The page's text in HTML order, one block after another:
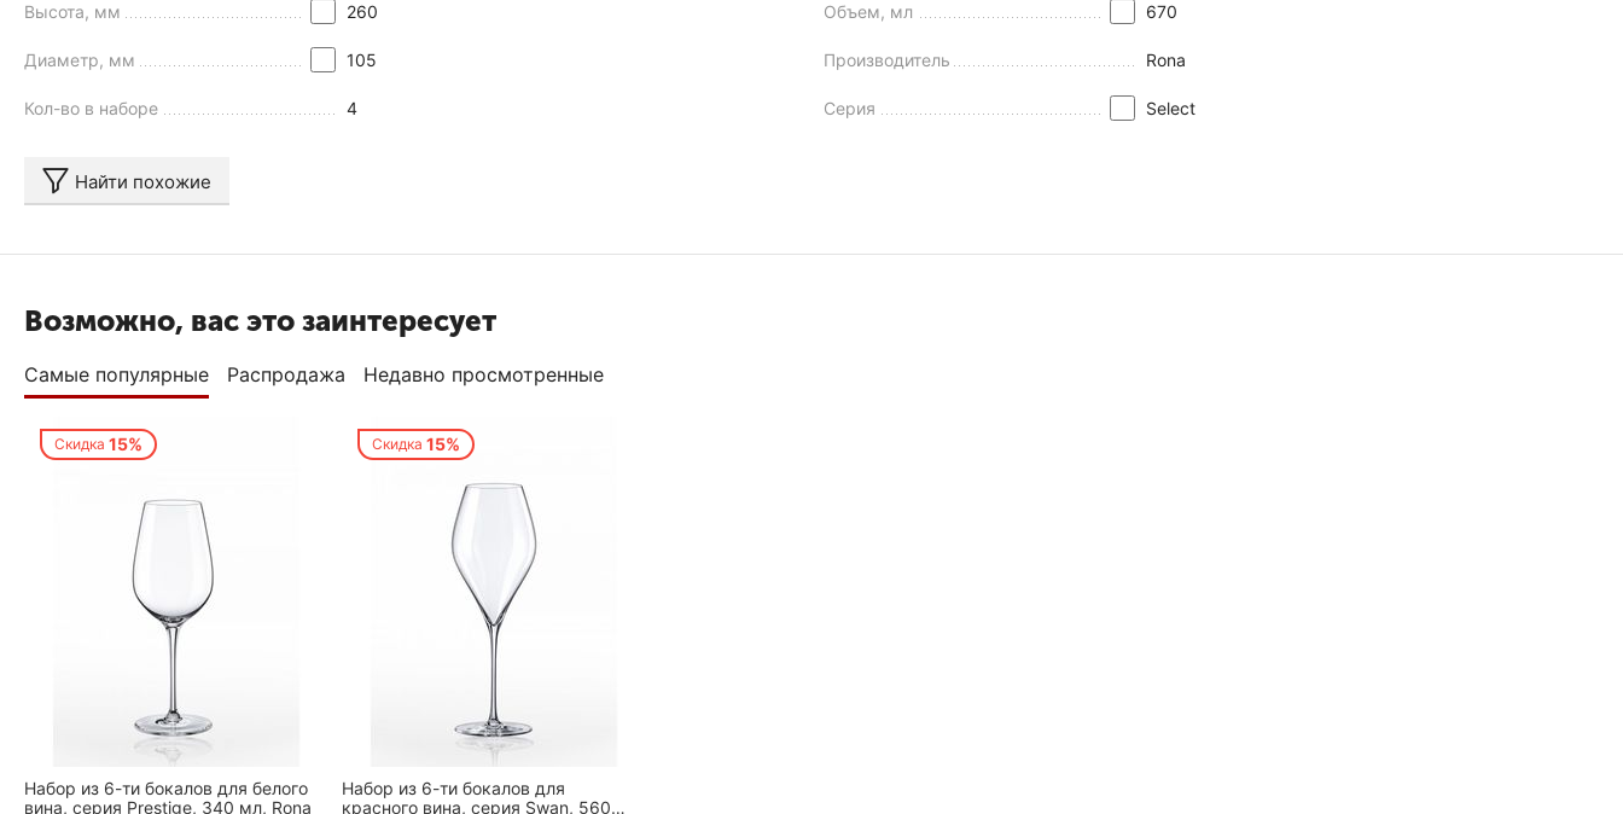
Высота, мм 260
Диаметр, мм 105
Кол-во в наборе 4
Объем, мл 670
Производитель Rona
Серия Select
Найти похожие
Возможно, вас это заинтересует
Самые популярные Распродажа Недавно просмотренные
Скидка 15%
Набор из 6-ти бокалов для белого
вина, серия Prestige, 340 мл, Rona
Скидка 15%
Набор из 6-ти бокалов для
красного вина, серия Swan, 560